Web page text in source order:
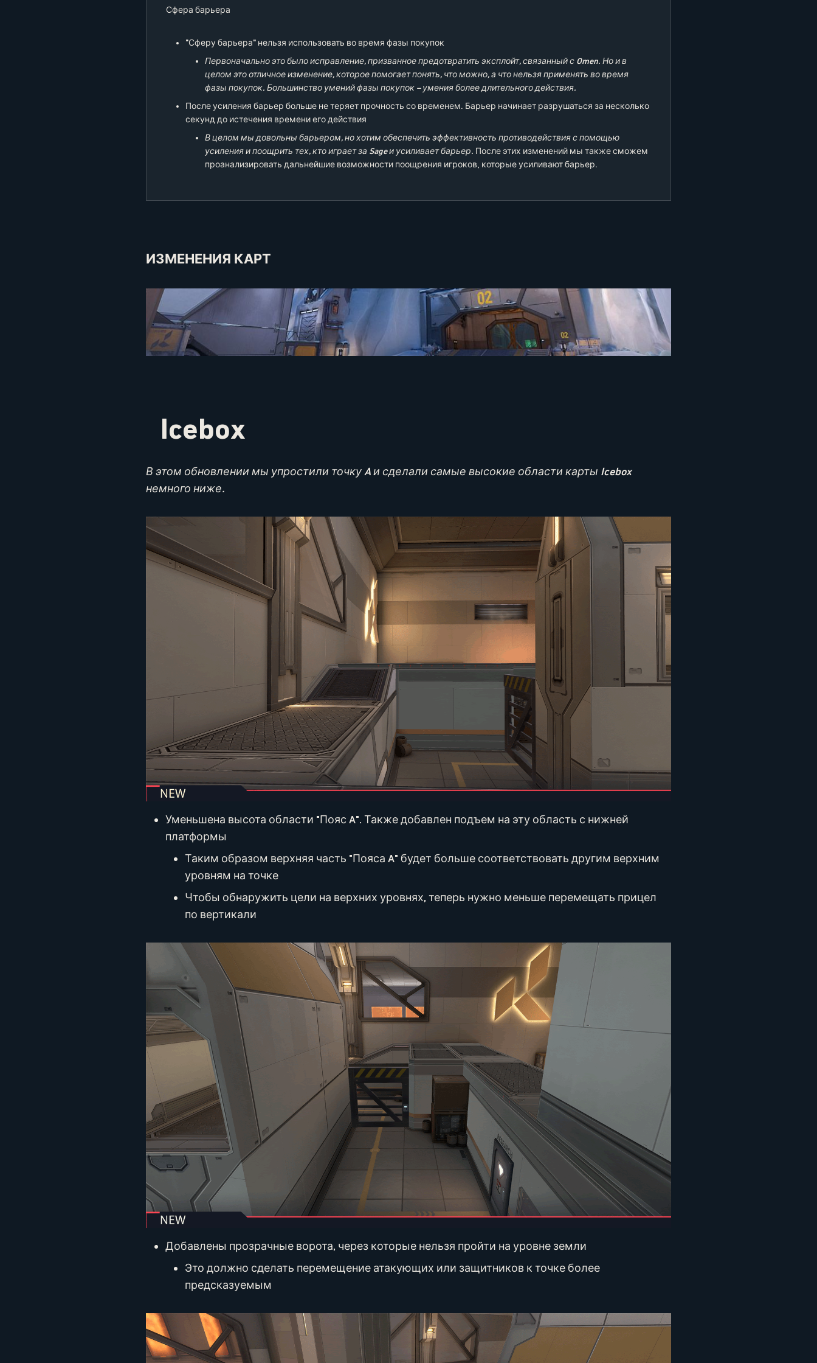
Сфера барьера
"Сферу барьера" нельзя использовать во время фазы покупок
Первоначально это было исправление, призванное предотвратить эксплойт, связанный с Omen. Но и в
целом это отличное изменение, которое помогает понять, что можно, а что нельзя применять во время
фазы покупок. Большинство умений фазы покупок – умения более длительного действия.
После усиления барьер больше не теряет прочность со временем. Барьер начинает разрушаться за несколько
секунд до истечения времени его действия
В целом мы довольны барьером, но хотим обеспечить эффективность противодействия с помощью
усиления и поощрить тех, кто играет за Sage и усиливает барьер. После этих изменений мы также сможем
проанализировать дальнейшие возможности поощрения игроков, которые усиливают барьер.
ИЗМЕНЕНИЯ КАРТ
Icebox
В этом обновлении мы упростили точку A и сделали самые высокие области карты Icebox
немного ниже.
Уменьшена высота области "Пояс A". Также добавлен подъем на эту область с нижней
платформы
Таким образом верхняя часть "Пояса A" будет больше соответствовать другим верхним
уровням на точке
Чтобы обнаружить цели на верхних уровнях, теперь нужно меньше перемещать прицел
по вертикали
Добавлены прозрачные ворота, через которые нельзя пройти на уровне земли
Это должно сделать перемещение атакующих или защитников к точке более
предсказуемым